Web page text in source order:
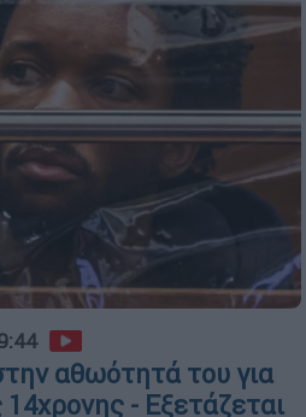
αθωότητά του για
- Εξετάζεται